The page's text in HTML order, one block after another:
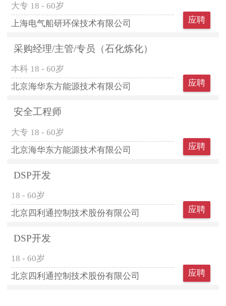
大专 18 - 60岁
上海电气船研环保技术有限公司
应聘
采购经理/主管/专员（石化炼化）
本科 18 - 60岁
北京海华东方能源技术有限公司
应聘
安全工程师
大专 18 - 60岁
北京海华东方能源技术有限公司
应聘
DSP开发
18 - 60岁
北京四利通控制技术股份有限公司
应聘
DSP开发
18 - 60岁
北京四利通控制技术股份有限公司
应聘